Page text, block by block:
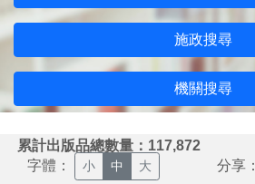
施政搜尋
機關搜尋
累計出版品總數量：117,872
字體： 小 中 大 分享